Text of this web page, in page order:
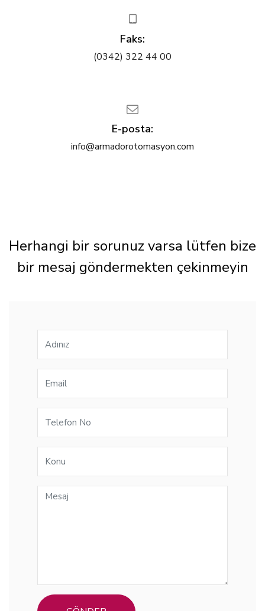
Faks:
(0342) 322 44 00
E-posta:
info@armadorotomasyon.com
Herhangi bir sorunuz varsa lütfen bize
bir mesaj göndermekten çekinmeyin